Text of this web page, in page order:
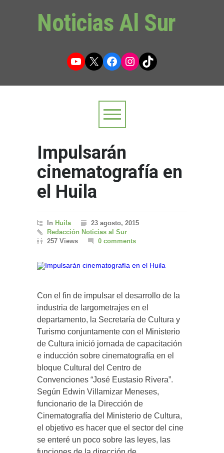
Noticias Al Sur
YouTube
X Facebook
Instagram
TikTok
Impulsarán
cinematografía en
el Huila
In Huila
23 agosto, 2015
Redacción Noticias al Sur
257 Views
0 comments
Con el fin de impulsar el desarrollo de la
industria de largometrajes en el
departamento, la Secretaría de Cultura y
Turismo conjuntamente con el Ministerio
de Cultura inició jornada de capacitación
e inducción sobre cinematografía en el
bloque Cultural del Centro de
Convenciones “José Eustasio Rivera”.
Según Edwin Villamizar Meneses,
funcionario de la Dirección de
Cinematografía del Ministerio de Cultura,
el objetivo es hacer que el sector del cine
se enteré un poco sobre las leyes, las